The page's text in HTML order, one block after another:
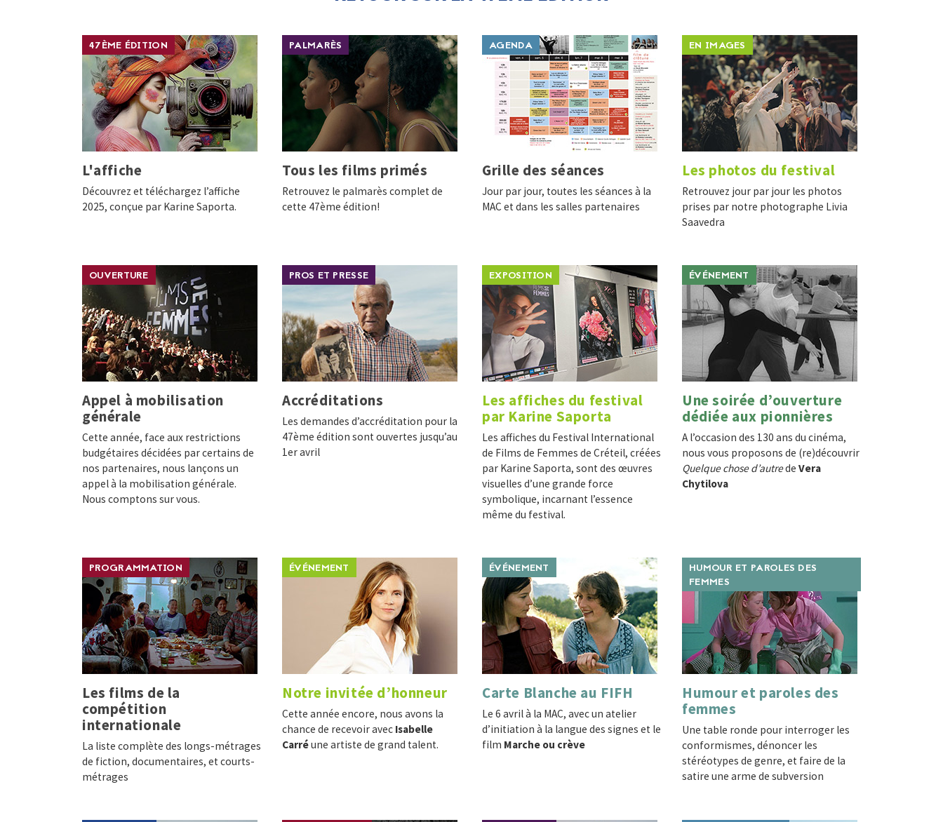
47ÈME ÉDITION
L'affiche
Découvrez et téléchargez l’affiche
2025, conçue par Karine Saporta.
PALMARÈS
Tous les films primés
Retrouvez le palmarès complet de
cette 47ème édition!
AGENDA
Grille des séances
Jour par jour, toutes les séances à la
MAC et dans les salles partenaires
EN IMAGES
Les photos du festival
Retrouvez jour par jour les photos
prises par notre photographe Livia
Saavedra
OUVERTURE
Appel à mobilisation
générale
Cette année, face aux restrictions
budgétaires décidées par certains de
nos partenaires, nous lançons un
appel à la mobilisation générale.
Nous comptons sur vous.
PROS ET PRESSE
Accréditations
Les demandes d’accréditation pour la
47ème édition sont ouvertes jusqu’au
1er avril
EXPOSITION
Les affiches du festival
par Karine Saporta
Les affiches du Festival International
de Films de Femmes de Créteil, créées
par Karine Saporta, sont des œuvres
visuelles d’une grande force
symbolique, incarnant l’essence
même du festival.
ÉVÉNEMENT
Une soirée d’ouverture
dédiée aux pionnières
A l’occasion des 130 ans du cinéma,
nous vous proposons de (re)découvrir
Quelque chose d’autrede Vera
Chytilova
PROGRAMMATION
Les films de la
compétition
internationale
La liste complète des longs-métrages
de fiction, documentaires, et courts-
métrages
ÉVÉNEMENT
Notre invitée d’honneur
Cette année encore, nous avons la
chance de recevoir avec Isabelle
Carréune artiste de grand talent.
ÉVÉNEMENT
Carte Blanche au FIFH
Le 6 avril à la MAC, avec un atelier
d’initiation à la langue des signes et le
film Marche ou crève
HUMOUR ET PAROLES DES
FEMMES
Humour et paroles des
femmes
Une table ronde pour interroger les
conformismes, dénoncer les
stéréotypes de genre, et faire de la
satire une arme de subversion